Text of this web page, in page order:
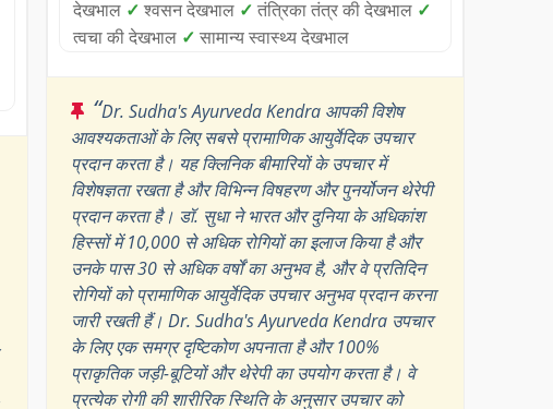
देखभाल ✓ श्वसन देखभाल ✓ तंत्रिका तंत्र की देखभाल ✓
त्वचा की देखभाल ✓ सामान्य स्वास्थ्य देखभाल
“Dr. Sudha's Ayurveda Kendra आपकी विशेष
आवश्यकताओं के लिए सबसे प्रामाणिक आयुर्वेदिक उपचार
प्रदान करता है। यह क्लिनिक बीमारियों के उपचार में
विशेषज्ञता रखता है और विभिन्न विषहरण और पुनर्योजन थेरेपी
प्रदान करता है। डॉ. सुधा ने भारत और दुनिया के अधिकांश
हिस्सों में 10,000 से अधिक रोगियों का इलाज किया है और
उनके पास 30 से अधिक वर्षों का अनुभव है, और वे प्रतिदिन
रोगियों को प्रामाणिक आयुर्वेदिक उपचार अनुभव प्रदान करना
जारी रखती हैं। Dr. Sudha's Ayurveda Kendra उपचार
के लिए एक समग्र दृष्टिकोण अपनाता है और 100%
प्राकृतिक जड़ी-बूटियों और थेरेपी का उपयोग करता है। वे
प्रत्येक रोगी की शारीरिक स्थिति के अनुसार उपचार को